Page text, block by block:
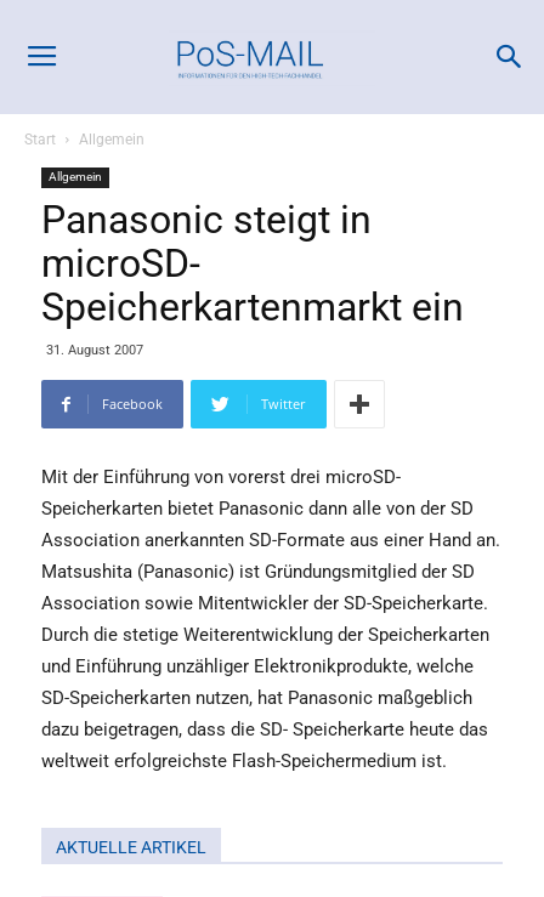
Start Allgemein
Allgemein
Panasonic steigt in
microSD-
Speicherkartenmarkt ein
31. August 2007
Facebook Twitter
Mit der Einführung von vorerst drei microSD-
Speicherkarten bietet Panasonic dann alle von der SD
Association anerkannten SD-Formate aus einer Hand an.
Matsushita (Panasonic) ist Gründungsmitglied der SD
Association sowie Mitentwickler der SD-Speicherkarte.
Durch die stetige Weiterentwicklung der Speicherkarten
und Einführung unzähliger Elektronikprodukte, welche
SD-Speicherkarten nutzen, hat Panasonic maßgeblich
dazu beigetragen, dass die SD- Speicherkarte heute das
weltweit erfolgreichste Flash-Speichermedium ist.
AKTUELLE ARTIKEL